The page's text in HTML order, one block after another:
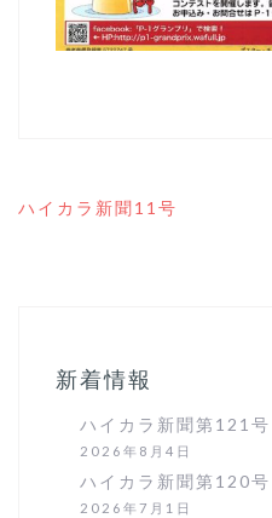
投
ハイカラ新聞11号
新着情報
ハイカラ新聞第121号
2026年8月4日
ハイカラ新聞第120号
2026年7月1日